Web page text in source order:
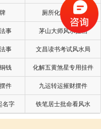
人健康有害，所以这
气驱走毒虫。
统风俗规矩是不是
遵循老一辈的规矩或是
生活美好的祝福，寓
鸿运好彩头。
厕所化秽气煞套
事 茅山大师风水挂画
事 文昌读书考试风水局
钱 化解五黄煞星专用挂件
件 九运转运摧财摆件
名字 铁笔居士批命看风水